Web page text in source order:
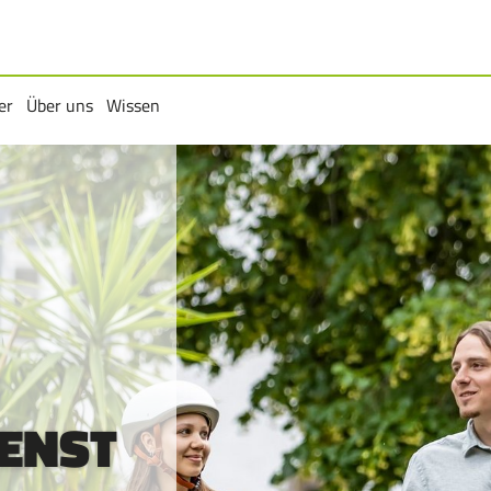
Über uns Wissen